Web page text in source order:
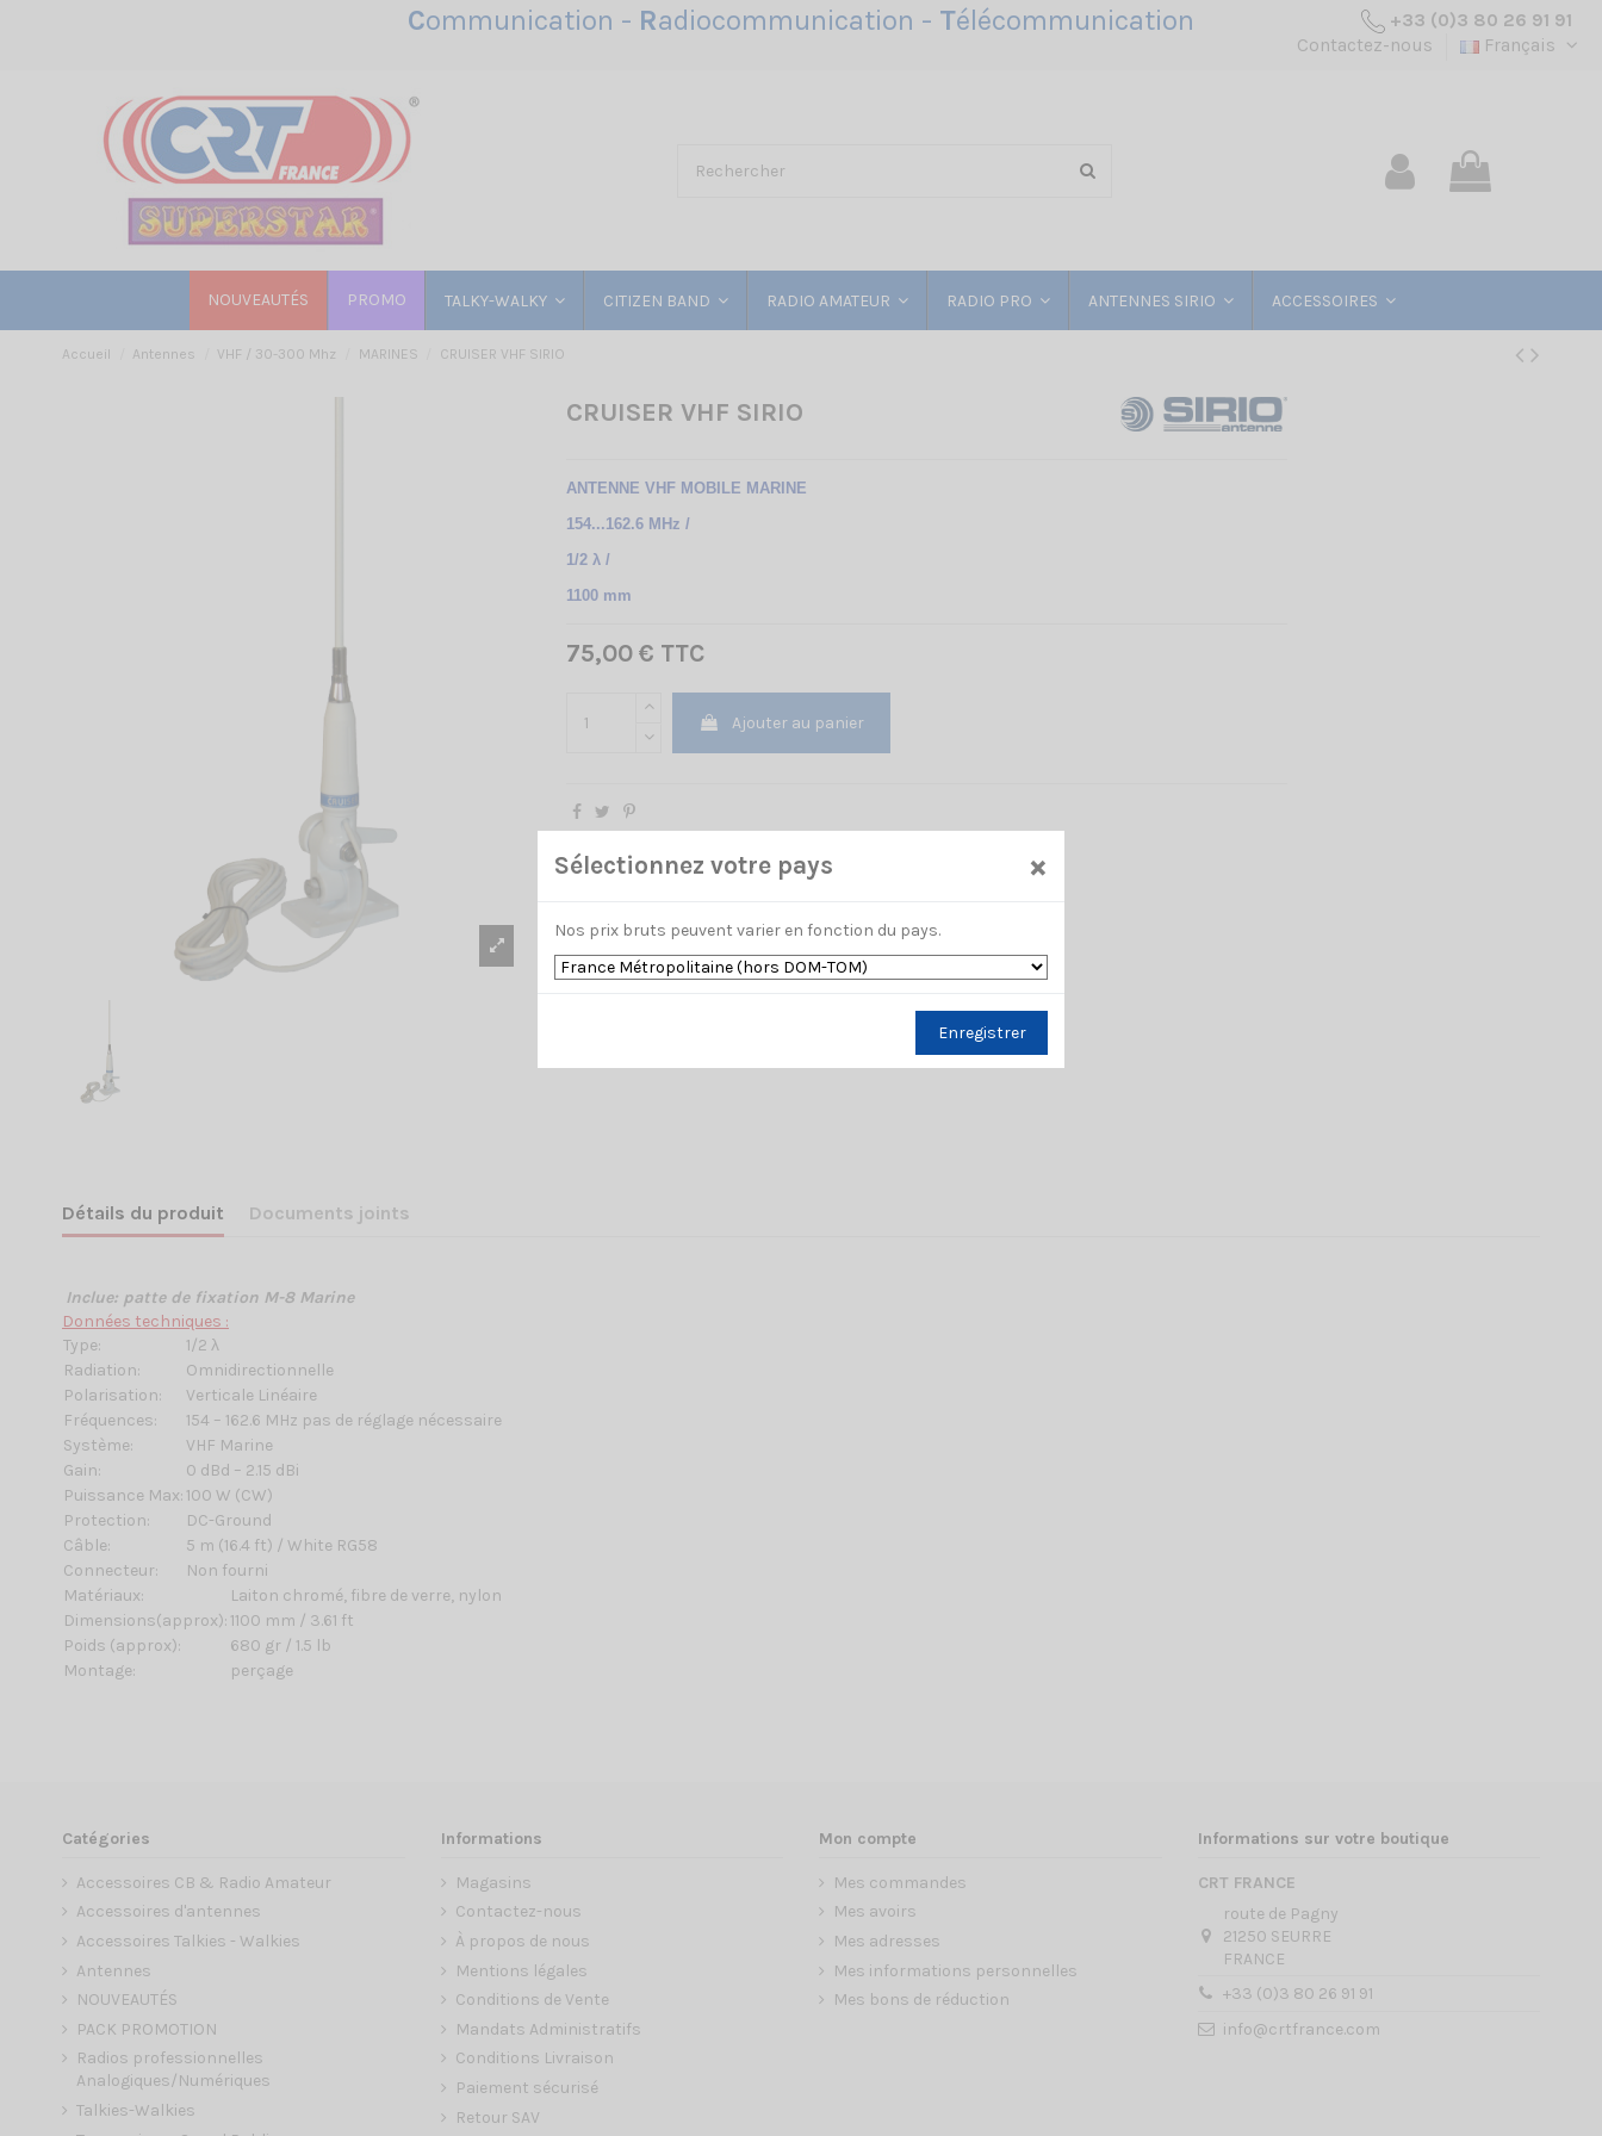
Communication - Radiocommunication - Télécommunication
+33 (0)3 80 26 91 91
Contactez-nous
Français
NOUVEAUTÉS PROMO TALKY-WALKY CITIZEN BAND RADIO AMATEUR RADIO PRO ANTENNES SIRIO ACCESSOIRES
Accueil Antennes VHF / 30-300 Mhz MARINES CRUISER VHF SIRIO
CRUISER VHF SIRIO
ANTENNE VHF MOBILE MARINE
154...162.6 MHz /
1/2 λ /
1100 mm
75,00 € TTC
Ajouter au panier
Détails du produit Documents joints
Inclue: patte de fixation M-8 Marine
Données techniques :
Type:
1/2 λ
Radiation:
Omnidirectionnelle
Polarisation:
Verticale Linéaire
Fréquences:
154 – 162.6 MHz pas de réglage nécessaire
Système:
VHF Marine
Gain:
0 dBd – 2.15 dBi
Puissance Max: 100 W (CW)
Protection:
DC-Ground
Câble:
5 m (16.4 ft) / White RG58
Connecteur:
Non fourni
Matériaux:
Laiton chromé, fibre de verre, nylon
Dimensions(approx): 1100 mm / 3.61 ft
Poids (approx):
680 gr / 1.5 lb
Montage:
perçage
Catégories
Accessoires CB & Radio Amateur
Accessoires d'antennes
Accessoires Talkies - Walkies
Antennes
NOUVEAUTÉS
PACK PROMOTION
Radios professionnelles
Analogiques/Numériques
Talkies-Walkies
Informations
Magasins
Contactez-nous
À propos de nous
Mentions légales
Conditions de Vente
Mandats Administratifs
Conditions Livraison
Paiement sécurisé
Retour SAV
Mon compte
Mes commandes
Mes avoirs
Mes adresses
Mes informations personnelles
Mes bons de réduction
Informations sur votre boutique
CRT FRANCE
route de Pagny
21250 SEURRE
FRANCE
+33 (0)3 80 26 91 91
info@crtfrance.com
Sélectionnez votre pays ×
Nos prix bruts peuvent varier en fonction du pays.
Enregistrer